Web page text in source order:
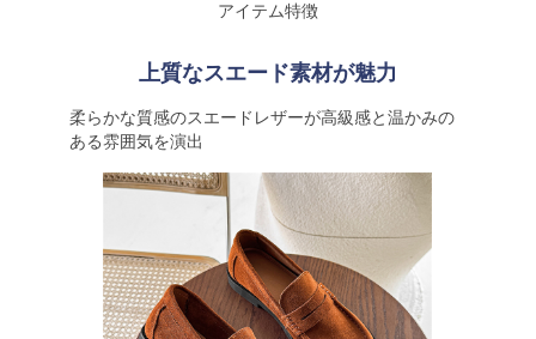
アイテム特徴
上質なスエード素材が魅力
柔らかな質感のスエードレザーが高級感と温かみの
ある雰囲気を演出